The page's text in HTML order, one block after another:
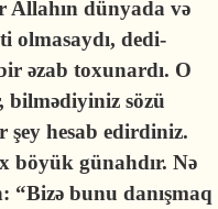
Allahın dünyada və
olmasaydı, dedi-
əzab toxunardı. O
bilmədiyiniz sözü
şey hesab edirdiniz.
böyük günahdır. Nə
“Bizə bunu danışmaq